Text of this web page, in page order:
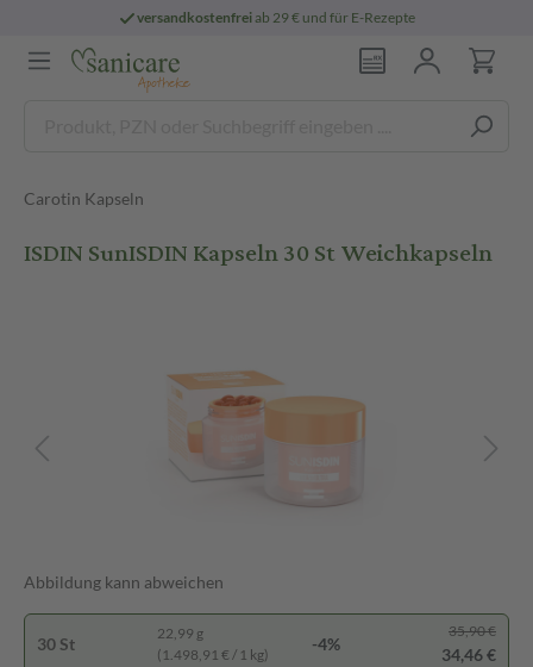
versandkostenfreiab 29 € und für E-Rezepte
Carotin Kapseln
ISDIN SunISDIN Kapseln 30 St Weichkapseln
Abbildung kann abweichen
30 St
22,99 g
(1.498,91 € / 1 kg)
-4%
35,90 €
34,46 €